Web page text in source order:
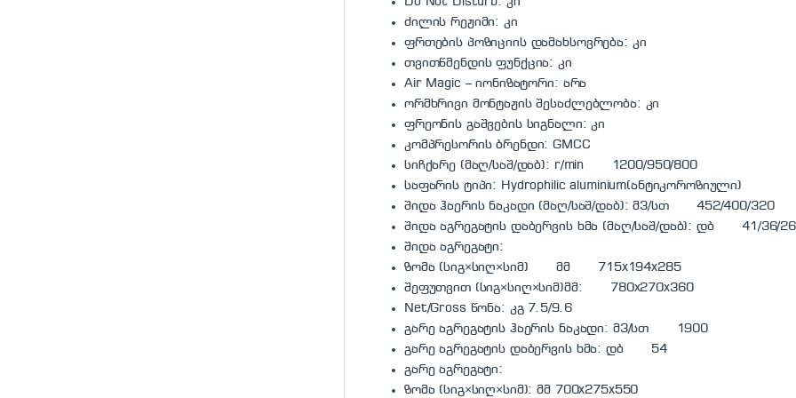
ძილის რეჟიმი: კი
ფრთების პოზიციის დამახსოვრება: კი
თვითწმენდის ფუნქცია: კი
Air Magic – იონიზატორი: არა
ორმხრივი მონტაჟის შესაძლებლობა: კი
ფრეონის გაშვების სიგნალი: კი
კომპრესორის ბრენდი: GMCC
სიჩქარე (მაღ/საშ/დაბ): r/min 1200/950/800
საფარის ტიპი: Hydrophilic aluminium(ანტიკოროზიული)
შიდა ჰაერის ნაკადი (მაღ/საშ/დაბ): მ3/სთ 452/400/320
შიდა აგრეგატის დაბერვის ხმა (მაღ/საშ/დაბ): დბ 41/36/
შიდა აგრეგატი:
ზომა (სიგ×სიღ×სიმ) მმ 715x194x285
შეფუთვით (სიგ×სიღ×სიმ)მმ: 780x270x360
Net/Gross წონა: კგ 7.5/9.6
გარე აგრეგატის ჰაერის ნაკადი: მ3/სთ 1900
გარე აგრეგატის დაბერვის ხმა: დბ 54
გარე აგრეგატი:
ზომა (სიგ×სიღ×სიმ): მმ 700x275x550